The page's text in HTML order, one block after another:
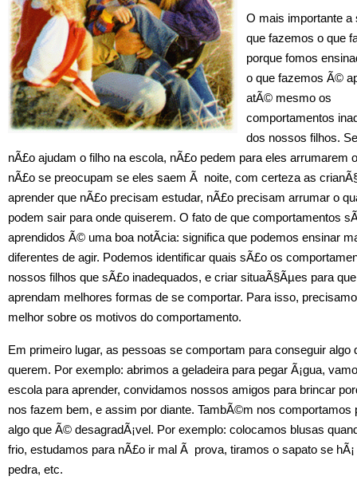
O mais importante a
que fazemos o que
porque fomos
o que fazemos Ã©
atÃ© mesmo os
comportamentos
dos nossos filhos.
nÃ£o ajudam o filho na escola, nÃ£o pedem para eles arrumarem
nÃ£o se preocupam se eles saem Ã noite, com certeza as
aprender que nÃ£o precisam estudar, nÃ£o precisam arrumar o
podem sair para onde quiserem. O fato de que comportamentos
aprendidos Ã© uma boa notÃ­cia: significa que podemos ensinar
diferentes de agir. Podemos identificar quais sÃ£o os
nossos filhos que sÃ£o inadequados, e criar situaÃ§Ãµes para
aprendam melhores formas de se comportar. Para isso,
melhor sobre os motivos do comportamento.
Em primeiro lugar, as pessoas se comportam para conseguir algo
querem. Por exemplo: abrimos a geladeira para pegar Ã¡gua,
escola para aprender, convidamos nossos amigos para brincar
nos fazem bem, e assim por diante. TambÃ©m nos comportamos
algo que Ã© desagradÃ¡vel. Por exemplo: colocamos blusas
frio, estudamos para nÃ£o ir mal Ã prova, tiramos o sapato se
pedra, etc.